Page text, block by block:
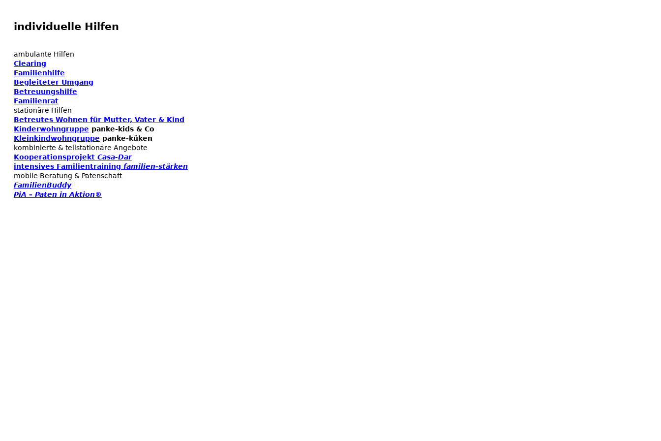
individuelle Hilfen
ambulante Hilfen
Clearing
Familienhilfe
Begleiteter Umgang
Betreuungshilfe
Familienrat
stationäre Hilfen
Betreutes Wohnen für Mutter, Vater & Kind
Kinderwohngruppe panke-kids & Co
Kleinkindwohngruppe panke-küken
kombinierte & teilstationäre Angebote
Kooperationsprojekt Casa-Dar
intensives Familientraining familien-stärken
mobile Beratung & Patenschaft
FamilienBuddy
PiA – Paten in Aktion®